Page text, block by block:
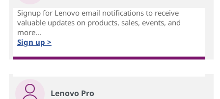
Signup for Lenovo email notifications to receive
valuable updates on products, sales, events, and
more...
Sign up >
Lenovo Pro